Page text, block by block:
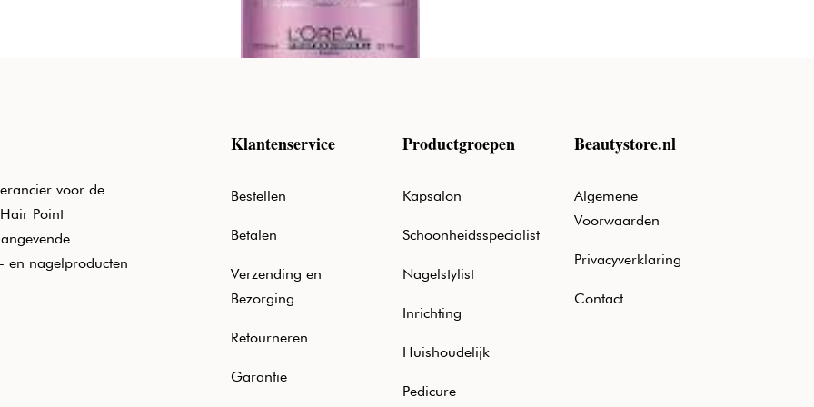
voor de
Point
en nagelproducten
Klantenservice
Bestellen
Betalen
Verzending en
Bezorging
Retourneren
Garantie
Productgroepen
Kapsalon
Schoonheidsspecialist
Nagelstylist
Inrichting
Huishoudelijk
Pedicure
Beautystore.nl
Algemene
Voorwaarden
Privacyverklaring
Contact